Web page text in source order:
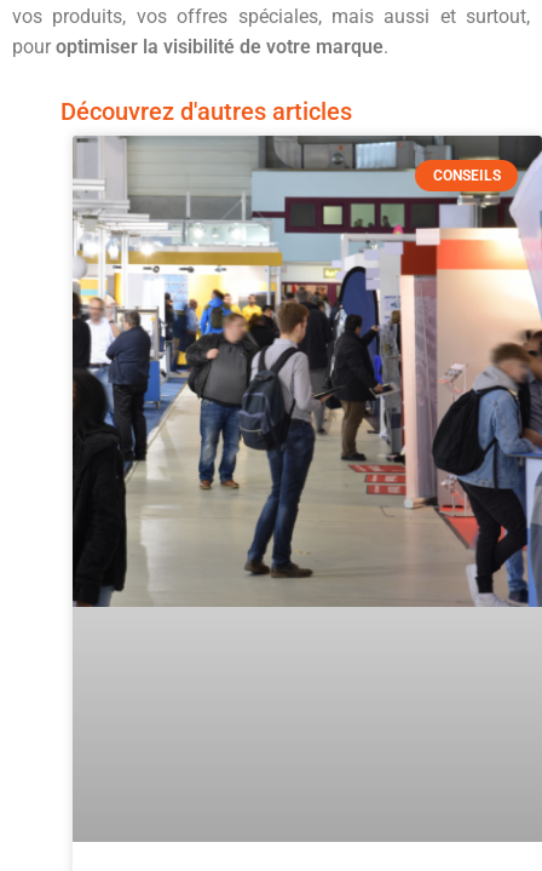
vos produits, vos offres spéciales, mais aussi et surtout,
pour optimiser la visibilité de votre marque.
Découvrez d'autres articles
CONSEILS